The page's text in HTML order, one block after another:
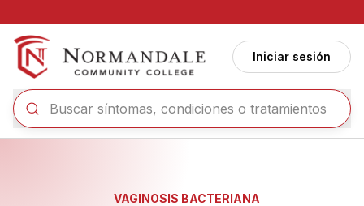
Iniciar sesión
VAGINOSIS BACTERIANA